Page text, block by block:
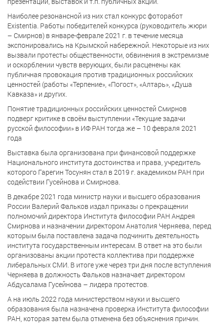
Наиболее резонансной из них стал конкурс фоторабот
Existentia. Работы победителей конкурса (руководитель жюри
– Смирнов) в январе-феврале 2021 г. в течение месяца
экспонировались на Крымской набережной. Некоторые из них
вызвали протесты общественности, обвинения в экстремизме
и оскорблении чувств верующих, были расценены как
публичная провокация против традиционных российских
ценностей (работы «Терпение», «Погост», «Алтарь», «Душа
Кавказа» и других.
Понятие традиционных российских ценностей Смирнов
подверг критике в своём выступлении «Текущие задачи
русской философии» в ИФ РАН тогда же – 10 февраля 2021
года
Выставка была организована при финансовой поддержке
Национального института достоинства и права, учредитель
которого Гарегин Тосунян стал в 2019 г. академиком РАН при
содействии Гусейнова и Смирнова.
В декабре 2021 года министр науки и высшего образования
России Валерий Фальков издал приказы о прекращении
полномочий директора Института философии РАН Андрея
Смирнова и назначении директором Анатолия Черняева, перед
которым была поставлена задача подчинить деятельность
института государственным интересам. В ответ на это были
организованы акции протеста коллектива при поддержке
либеральных СМИ. В итоге уже через три дня после вступления
Черняева в должность Фальков назначает директором
Абдусалама Гусейнова – лидера протестов.
А на июль 2022 года министерством науки и высшего
образования была назначена проверка Института философии
РАН, которая затем была отменена без объяснения причин.